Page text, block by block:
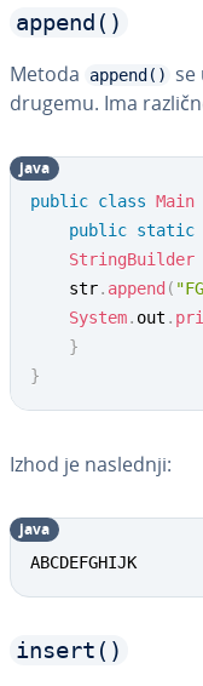
append()
Metoda append()
se
drugemu. Ima
public class Main
public static
StringBuilder
	str
. append (
System. out .
}
}
java
Izhod je naslednji:
ABCDEFGHIJK
java
insert()